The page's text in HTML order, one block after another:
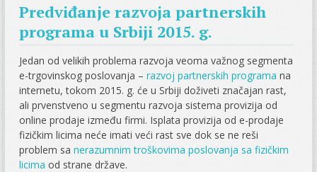
Predviđanje razvoja partnerskih
programa u Srbiji 2015. g.
Jedan od velikih problema razvoja veoma važnog segmenta
e-trgovinskog poslovanja –razvoj partnerskih programa na
internetu, tokom 2015. g. će u Srbiji doživeti značajan rast,
ali prvenstveno u segmentu razvoja sistema provizija od
online prodaje između firmi. Isplata provizija od e-prodaje
fizičkim licima neće imati veći rast sve dok se ne reši
problem sanerazumnim troškovima poslovanja sa fizičkim
licima od strane države.